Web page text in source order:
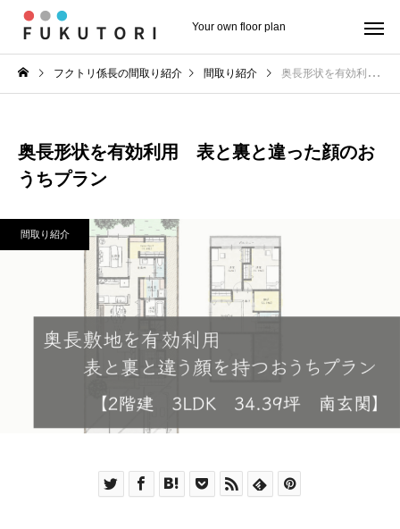
Your own floor plan
フクトリ係長の間取り紹介 間取り紹介 奥長形状を有効利用 表と裏と違った顔のおうちプラン
奥長形状を有効利用 表と裏と違った顔のお
うちプラン
間取り紹介